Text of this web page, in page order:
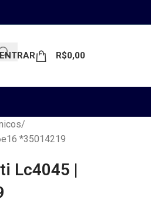
ENTRAR R$0,00
*35014219
Lc4045 |